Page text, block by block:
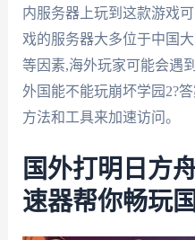
内服务器上玩到这款游戏
戏的服务器大多位于中国
等因素,海外玩家可能会遇
外国能不能玩崩坏学园2?
方法和工具来加速访问。
国外打明日方
速器帮你畅玩